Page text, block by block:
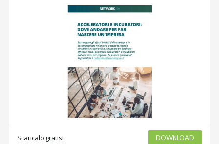
Scaricalo gratis! DOWNLOAD